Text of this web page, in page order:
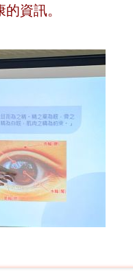
資訊。